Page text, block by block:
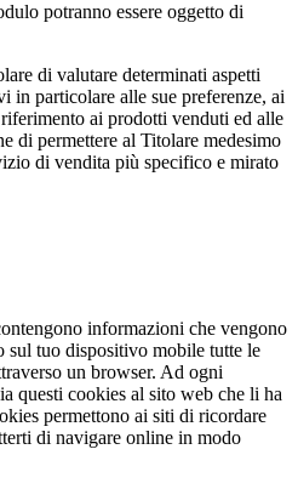
potranno essere oggetto di
di valutare determinati aspetti
in particolare alle sue preferenze, ai
ai prodotti venduti ed alle
di permettere al Titolare medesimo
di vendita più specifico e mirato
informazioni che vengono
sul tuo dispositivo mobile tutte le
un browser. Ad ogni
questi cookies al sito web che li ha
permettono ai siti di ricordare
di navigare online in modo